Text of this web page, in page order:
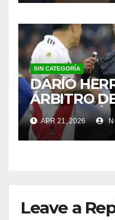
SIN CATEGORÍA
DARÍO
ÁRBITRO
APR 21, 2026
Leave a